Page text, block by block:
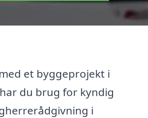
et byggeprojekt i
du brug for kyndig
i